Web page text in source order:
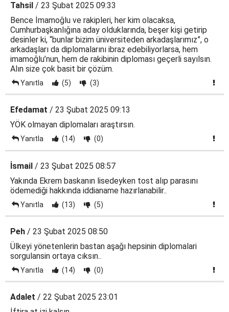
Tahsil / 23 Şubat 2025 09:33
Bence İmamoğlu ve rakipleri, her kim olacaksa,
Cumhurbaşkanlığına aday olduklarında, beşer kişi getirip
desinler ki, “bunlar bizim üniversiteden arkadaşlarımız”, o
arkadaşları da diplomalarını ibraz edebiliyorlarsa, hem
imamoğlu’nun, hem de rakibinin diploması geçerli sayılsın.
Alın size çok basit bir çözüm.
Yanıtla (5) (3)
Efedamat / 23 Şubat 2025 09:13
YÖK olmayan diplomaları araştırsın.
Yanıtla (14) (0)
İsmail / 23 Şubat 2025 08:57
Yakında Ekrem baskanın lisedeyken tost alıp parasını
ödemediği hakkında iddianame hazırlanabilir..
Yanıtla (13) (5)
Peh / 23 Şubat 2025 08:50
Ülkeyi yönetenlerin bastan aşağı hepsinin diplomalari
sorgulansin ortaya cıksın..
Yanıtla (14) (0)
Adalet / 22 Şubat 2025 23:01